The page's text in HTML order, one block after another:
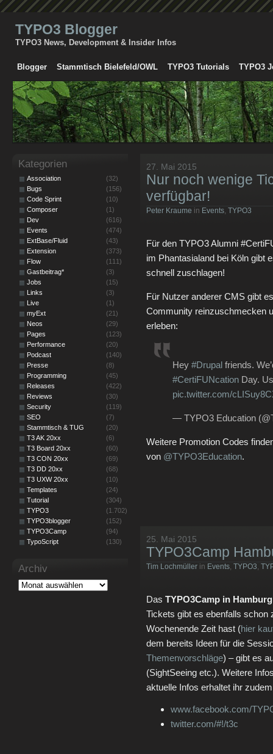
TYPO3 Blogger
TYPO3 News, Development & Insider Infos
Blogger Stammtisch Bielefeld/OWL TYPO3 Tutorials TYPO3
27. Mai 2015
Nur noch wenige
verfügbar!
Peter Kraume in Events, TYPO3
Für den TYPO3 Alumni
im Phantasialand bei Köln gibt
schnell zuschlagen!
Für Nutzer anderer CMS gibt
Community reinzuschmecken
erleben:
Hey #Drupal friends.
#CertiFUNcation Day.
pic.twitter.com/
— TYPO3 Education
Weitere Promotion Codes
von @TYPO3Education.
25. Mai 2015
TYPO3Camp
Tim Lochmüller in Events, TYPO3,
Das TYPO3Camp in Hamburg
Tickets gibt es ebenfalls schon
Wochenende Zeit hast (hier
dem bereits Ideen für die
Themenvorschläge) – gibt es
(SightSeeing etc.). Weitere
aktuelle Infos erhaltet ihr
www.facebook.com/
twitter.com/#!/t3c
Kategorien
Association
(32)
Bugs
(156)
Code Sprint
(10)
Composer
(1)
Dev
(616)
Events
(474)
ExtBase/Fluid
(43)
Extension
(373)
Flow
(111)
Gastbeitrag*
(3)
Jobs
(15)
Links
(3)
Live
(1)
myExt
(21)
Neos
(29)
Pages
(123)
Performance
(20)
Podcast
(140)
Presse
(8)
Programming
(45)
Releases
(422)
Reviews
(30)
Security
(119)
SEO
(7)
Stammtisch & TUG
(20)
T3 AK 20xx
(6)
T3 Board 20xx
(60)
T3 CON 20xx
(69)
T3 DD 20xx
(68)
T3 UXW 20xx
(10)
Templates
(24)
Tutorial
(304)
TYPO3
(1.702)
TYPO3blogger
(152)
TYPO3Camp
(94)
TypoScript
(130)
Archiv